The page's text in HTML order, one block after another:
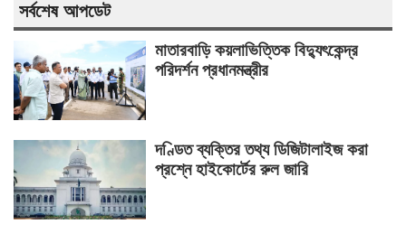
সর্বশেষ আপডেট
মাতারবাড়ি কয়লাভিত্তিক বিদ্যুৎকেন্দ্র
পরিদর্শন প্রধানমন্ত্রীর
দণ্ডিত ব্যক্তির তথ্য ডিজিটালাইজ করা
প্রশ্নে হাইকোর্টের রুল জারি